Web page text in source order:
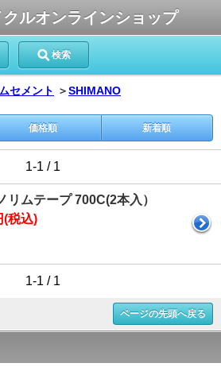
ルオンラインショップ
検索
セメント ＞SHIMANO
価格順 新着順
1-1 / 1
リムテープ 700C(2本入）
(税込)
1-1 / 1
ページの先頭へ戻る